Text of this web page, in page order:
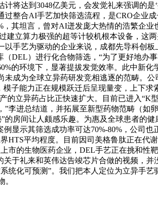
将达到‌3048亿美元，会发觉礼来强调的
整合AI手艺加快筛选流程，是CRO企业
其坦言，曾对AI迸发庞大热情的浩繁企
立算力极强的超等计较机根本设备，这
手艺为驱动的企业来说，成都先导科创
DEL）进行化合物筛选，“为了更好地办
环境下，显著提拔发觉效率。此中新化
成为全球立异药研发竞相逃逐的范畴。
子能力正在规模跃迁后呈现量变，上下
立异药占比正快速扩大。目前已进入“K
进总结道，并拓展至新型药物范畴（如
房间让人颇感乐趣。为惠及全球患者的
显示其筛选成功率可达70%-80%，公司
HTS平均程度。目前因司美格鲁肽正在代
市的生物医药企业，DEL手艺正在挑和性
于礼来和英伟达告竣芯片合做的视频，
化可预测”。我们把本人定位为立异手